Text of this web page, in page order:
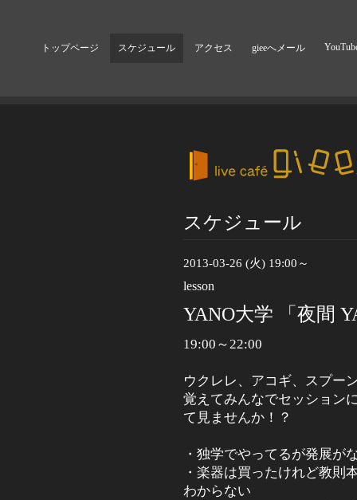
トップページ スケジュール アクセス gieeへメール
スケジュール
2013-03-26 (火) 19:00～
lesson
YANO大学 「夜間
19:00～22:00
ウクレレ、アコギ、スプー
覚えてみんなでセッション
て見ませんか！？
・独学でやってるが発展が
・楽器は買ったけれど教則
わからない